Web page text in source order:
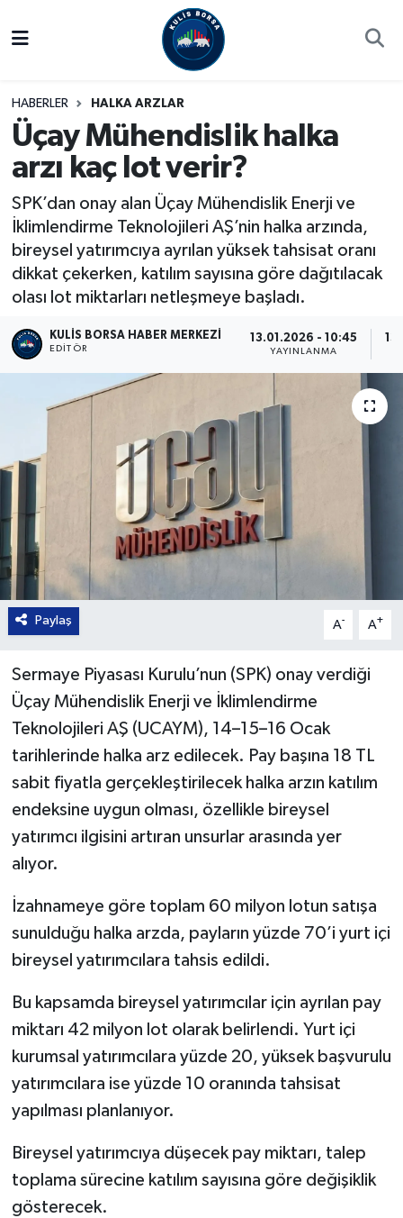
HABERLER HALKA ARZLAR
Üçay Mühendislik halka
arzı kaç lot verir?
SPK’dan onay alan Üçay Mühendislik Enerji ve
İklimlendirme Teknolojileri AŞ’nin halka arzında,
bireysel yatırımcıya ayrılan yüksek tahsisat oranı
dikkat çekerken, katılım sayısına göre dağıtılacak
olası lot miktarları netleşmeye başladı.
KULIS BORSA HABER MERKEZI
EDITÖR
13.01.2026 - 10:45
YAYINLANMA
Paylaş A- A+
Sermaye Piyasası Kurulu’nun (SPK) onay verdiği
Üçay Mühendislik Enerji ve İklimlendirme
Teknolojileri AŞ (UCAYM), 14–15–16 Ocak
tarihlerinde halka arz edilecek. Pay başına 18 TL
sabit fiyatla gerçekleştirilecek halka arzın katılım
endeksine uygun olması, özellikle bireysel
yatırımcı ilgisini artıran unsurlar arasında yer
alıyor.
İzahnameye göre toplam 60 milyon lotun satışa
sunulduğu halka arzda, payların yüzde 70’i yurt içi
bireysel yatırımcılara tahsis edildi.
Bu kapsamda bireysel yatırımcılar için ayrılan pay
miktarı 42 milyon lot olarak belirlendi. Yurt içi
kurumsal yatırımcılara yüzde 20, yüksek başvurulu
yatırımcılara ise yüzde 10 oranında tahsisat
yapılması planlanıyor.
Bireysel yatırımcıya düşecek pay miktarı, talep
toplama sürecine katılım sayısına göre değişiklik
gösterecek.
Kulis Haber
Halka Arzlar
Ekonomi
Süper Lig Puan Durumu ve Fikstür
Tüm Manşetler
Son Dakika Haberleri
Haber Arşivi